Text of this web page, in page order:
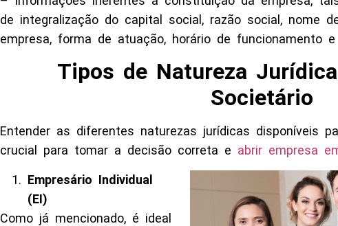
de integralização do capital social, razão social, nome
empresa, forma de atuação, horário de funcionamento
Tipos de Natureza
Societário
Entender as diferentes naturezas jurídicas disponíveis
crucial para tomar a decisão correta e abrir empresa
Empresário Individual
(EI)
Como já mencionado, é ideal